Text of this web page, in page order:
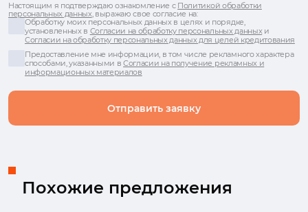
Отправить заявку
Настоящим я подтверждаю ознакомление с Политикой обработки
персональных данных, выражаю свое согласие на:
Обработку моих персональных данных в целях и порядке,
установленных в Согласии на обработку персональных данныхи
Согласии на обработку персональных данных для целей кредитования
Предоставление мне информации, в том числе рекламного характера
способами, указанными вСогласии на получение рекламных и
информационных материалов
Похожие предложения